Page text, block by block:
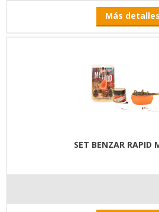
Más detalles
SET BENZAR RAPID